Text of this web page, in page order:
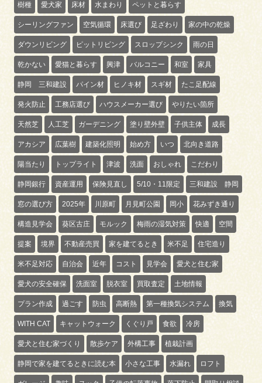
樹種 愛犬家 床材 水まわり ペットと暮らす
シーリングファン 空気循環 床選び 足ざわり 家の中の乾燥
ダウンリビング ピットリビング スロップシンク 雨の日
乾かない 愛猫と暮らす 興津 バルコニー 和室 家具
静岡 三和建設 パイン材 ヒノキ材 スギ材 たこ足配線
発火防止 工務店選び ハウスメーカー選び やりたい箇所
天然芝 人工芝 ガーデニング 塗り壁外壁 子供主体 成長
アカシア 広葉樹 建築化照明 始め方 いつ 北向き道路
陽当たり トップライト 津波 洗面 おしゃれ こだわり
静岡銀行 資産運用 保険見直し 5/10・11限定 三和建設 静岡
窓の選び方 2025年 川原町 月見町公園 岡小 花みずき通り
構造見学会 葵区古庄 モルック 梅雨の湿気対策 快適 空間
提案 境界 不動産売買 家を建てるとき 米不足 住宅造り
米不足対応 自治会 近年 コスト 見学会 愛犬と住む家
愛犬の安全確保 洗面室 脱衣室 買取査定 土地情報
プラン作成 過ごす 防虫 高断熱 第一種換気システム 換気
WITH CAT キャットウォーク くぐり戸 食欲 冷房
愛犬と住む家づくり 散歩ケア 外構工事 植栽計画
静岡で家を建てるときに読む本 小さな工事 水漏れ ロフト